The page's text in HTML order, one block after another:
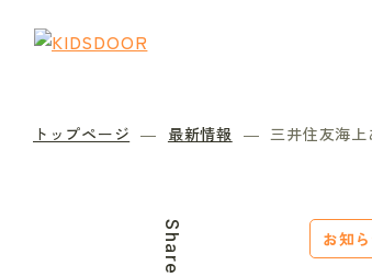
トップページ 最新情報 三井住友海上
Share お知